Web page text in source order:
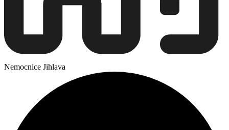
Nemocnice Jihlava